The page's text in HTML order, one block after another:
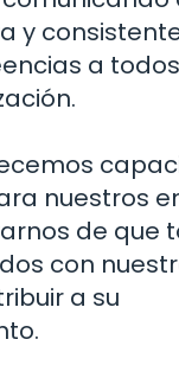
y
a
nuestros
de que
con
a su